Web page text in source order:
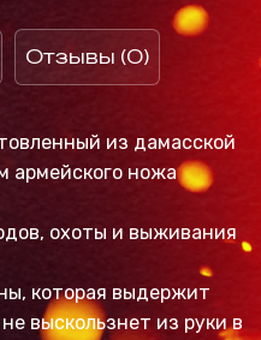
Отзывы (0)
из дамасской
армейского ножа
охоты и выживания
которая выдержит
выскользнет из руки в